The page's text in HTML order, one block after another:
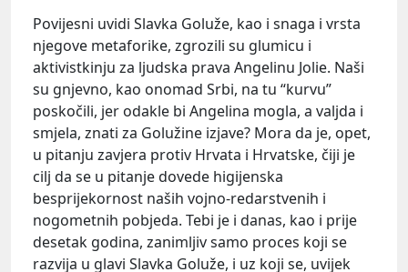
Povijesni uvidi Slavka Goluže, kao i snaga i vrsta
njegove metaforike, zgrozili su glumicu i
aktivistkinju za ljudska prava Angelinu Jolie. Naši
su gnjevno, kao onomad Srbi, na tu “kurvu”
poskočili, jer odakle bi Angelina mogla, a valjda i
smjela, znati za Golužine izjave? Mora da je, opet,
u pitanju zavjera protiv Hrvata i Hrvatske, čiji je
cilj da se u pitanje dovede higijenska
besprijekornost naših vojno-redarstvenih i
nogometnih pobjeda. Tebi je i danas, kao i prije
desetak godina, zanimljiv samo proces koji se
razvija u glavi Slavka Goluže, i uz koji se, uvijek